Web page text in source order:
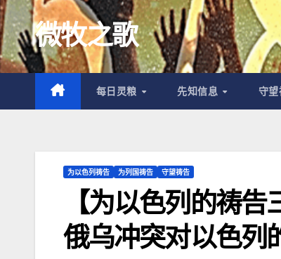
跳
至
内
容
微牧之歌
每日灵粮 先知信息 守望
为以色列祷告 为列国祷告 守望祷告
【为以色列的祷
俄乌冲突对以色列